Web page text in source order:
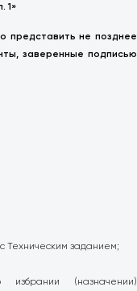
1»
представить не позднее
заверенные подписью
Техническим заданием;
(назначении)